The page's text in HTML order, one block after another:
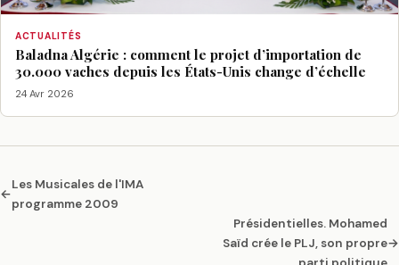
ACTUALITÉS
Baladna Algérie : comment le projet d’importation de
30.000 vaches depuis les États-Unis change d’échelle
24 Avr 2026
←
Les Musicales de l'IMA
programme 2009
Présidentielles. Mohamed
Saïd crée le PLJ, son propre→